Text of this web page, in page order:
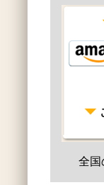
全国